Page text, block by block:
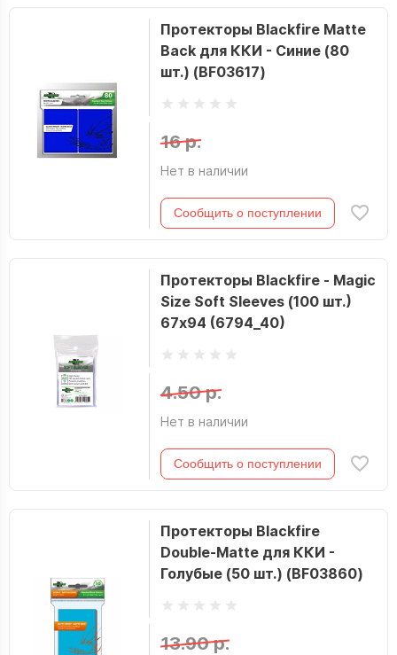
Протекторы Blackfire Matte
Back для ККИ - Синие (80
шт.) (BF03617)
16 р.
Нет в наличии
Сообщить о поступлении
Протекторы Blackfire - Magic
Size Soft Sleeves (100 шт.)
67х94 (6794_40)
4.50 р.
Нет в наличии
Сообщить о поступлении
Протекторы Blackfire
Double-Matte для ККИ -
Голубые (50 шт.) (BF03860)
13.90 р.